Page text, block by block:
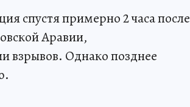
спустя примерно 2 часа после
Аравии,
взрывов. Однако позднее